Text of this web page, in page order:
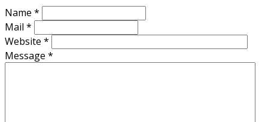
Name *
Mail *
Website *
Message *